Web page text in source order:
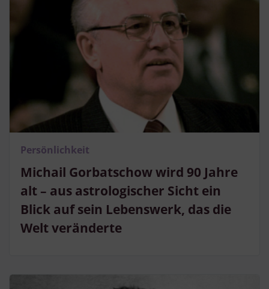
Michail Gorbatschow wird 90 Jahre
alt – aus astrologischer Sicht ein
Blick auf sein Lebenswerk, das die
Welt veränderte
Persönlichkeit